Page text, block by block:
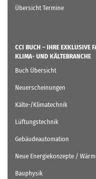
Übersicht Termine
CCI BUCH – IHRE EXKLUSIVE
KLIMA- UND KÄLTEBRANCHE
Buch Übersicht
Neuerscheinungen
Kälte-/Klimatechnik
Lüftungstechnik
Gebäudeautomation
Neue Energiekonzepte /
Bauphysik